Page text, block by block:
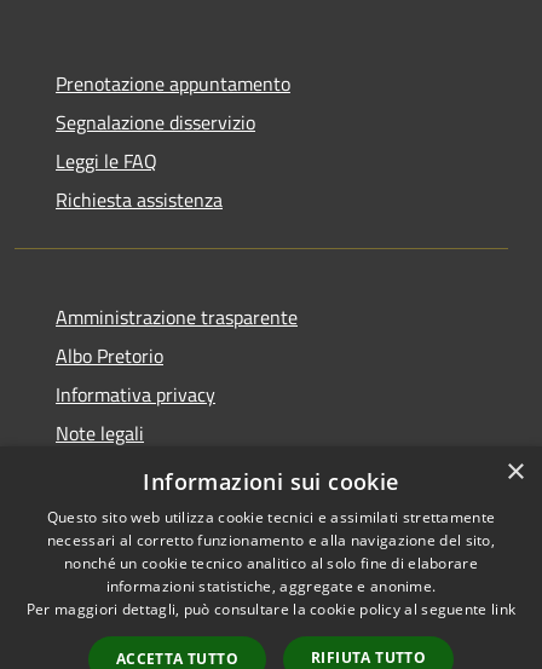
Prenotazione appuntamento
Segnalazione disservizio
Leggi le FAQ
Richiesta assistenza
Amministrazione trasparente
Albo Pretorio
Informativa privacy
Note legali
Dichiarazione di accessibilità
Accessibilità
Copyright © 2026 • Comune di
Palosco • Powered by
Municipium•
Accesso
×
Informazioni sui cookie
Questo sito web utilizza cookie tecnici e assimilati strettamente
necessari al corretto funzionamento e alla navigazione del sito,
nonché un cookie tecnico analitico al solo fine di elaborare
informazioni statistiche, aggregate e anonime.
Per maggiori dettagli, può consultare la cookie policy al seguente link
ACCETTA TUTTO RIFIUTA TUTTO